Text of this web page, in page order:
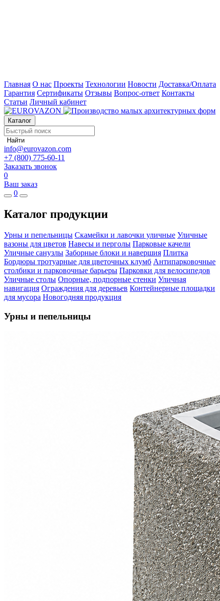
Главная О нас Проекты Технологии Новости Доставка/Оплата
Гарантия Сертификаты Отзывы Вопрос-ответ Контакты
Статьи Личный кабинет
Каталог
Найти
info@eurovazon.com
+7 (800) 775-60-11
Заказать звонок
0
Ваш заказ
0
Каталог продукции
Урны и пепельницы Скамейки и лавочки уличные Уличные
вазоны для цветов Навесы и перголы Парковые качели
Уличные санузлы Заборные блоки и навершия Плитка
Бордюры тротуарные для цветочных клумб Антипарковочные
столбики и парковочные барьеры Парковки для велосипедов
Уличные столы Опорные, подпорные стенки Уличная
навигация Ограждения для деревьев Контейнерные площадки
для мусора Новогодняя продукция
Урны и пепельницы